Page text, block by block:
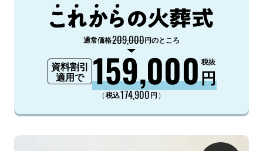
通常価格209,000円のところ
資料割引
適用で
159,000円
税抜
（税込174,900円 ）